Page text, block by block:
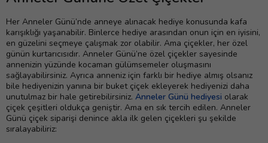
Her Anneler Günü’nde anneye alınacak hediye konusunda kafa
karışıklığı yaşanabilir. Binlerce hediye arasından onun için en iyisini,
en güzelini seçmeye çalışmak zor olabilir. Ama çiçekler, her özel
günün kurtarıcısıdır. Anneler Günü’ne özel çiçekler sayesinde
annenizin yüzünde kocaman gülümsemeler oluşmasını
sağlayabilirsiniz. Ayrıca anneniz için farklı bir hediye almış olsanız
bile hediyenizin yanına bir buket çiçek ekleyerek hediyenizi daha
unutulmaz bir hale getirebilirsiniz. Anneler Günü hediyesi olarak
çiçek çeşitleri oldukça geniştir. Ama en sık tercih edilen. Anneler
Günü çiçek siparişi denince akla ilk gelen çiçekleri şu şekilde
sıralayabiliriz: